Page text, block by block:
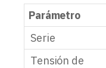
Parámetro
Serie
Tensión de